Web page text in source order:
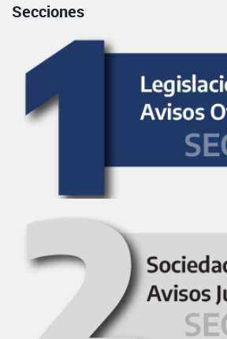
Secciones